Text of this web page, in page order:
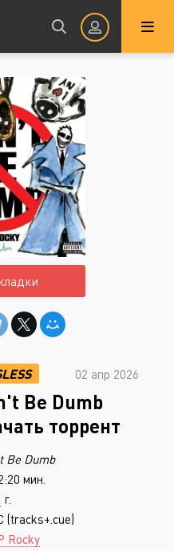
САЙТ
Восстановить пароль
через
02 апр 2026
Be Dumb
торрент
Be Dumb
мин.
г.
(tracks+.cue)
Rocky